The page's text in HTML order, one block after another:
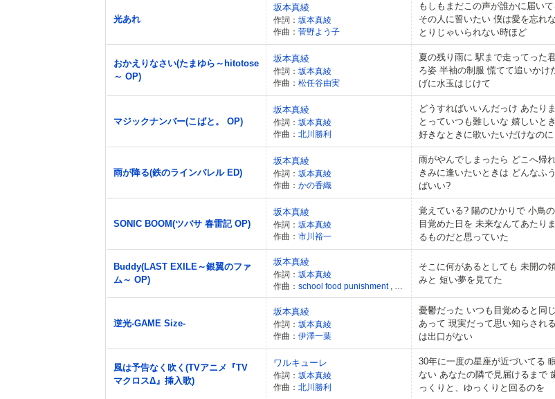
光あれ
坂本真綾
作詞： 坂本真綾
作曲： 菅野よう子
もしもまだこの声が誰かに届いて
その人に誓いたい 僕は愛を忘れな
とりじゃいられない時ほど
おかえりなさい(たまゆら～hitotose
～ OP)
坂本真綾
作詞： 坂本真綾
作曲： 松任谷由実
夏の残り雨に 駅まで走ってった
ろ姿 半袖の制服 慌てて追いかけ
げに水玉はじけて
マジックナンバー(こばと。 OP)
坂本真綾
作詞： 坂本真綾
作曲： 北川勝利
どうすればいいんだっけ あたり
とっていつも難しいな 嬉しいと
好きなときに歌いたいだけなのに
雨が降る(鉄のラインバレル ED)
坂本真綾
作詞： 坂本真綾
作曲： かの香織
雨がやんでしまったら どこへ帰
きみに逢いたいときは どんなふ
ばいい?
SONIC BOOM(ツバサ 春雷記 OP)
坂本真綾
作詞： 坂本真綾
作曲： 市川裕一
覚えている? 陽のひかりで 小鳥
目覚めた日を 未来なんてあたり
るものだと思っていた
Buddy(LAST EXILE～銀翼のファ
ム～ OP)
坂本真綾
作詞： 坂本真綾
作曲： school food punishment 江口亮
そこに何があるとしても 未開の
みと 短い夢を見てた
逆光-GAME Size-
坂本真綾
作詞： 坂本真綾
作曲： 伊澤一葉
憂鬱だった いつも目覚めると同
あって 現実だって思い知らされ
は出口がない
風は予告なく吹く(TVアニメ『TV
マクロスΔ』挿入歌)
ワルキューレ
作詞： 坂本真綾
作曲： 北川勝利
30年に一度の星座が近づいてる
ない あなたの隣で見届けるまで 歯車がゆ
っくりと、ゆっくりと回るのを